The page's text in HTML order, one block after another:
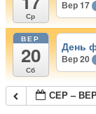
Ср
Вер 17
ВЕР
20
Сб
День
Вер 20
СЕР –